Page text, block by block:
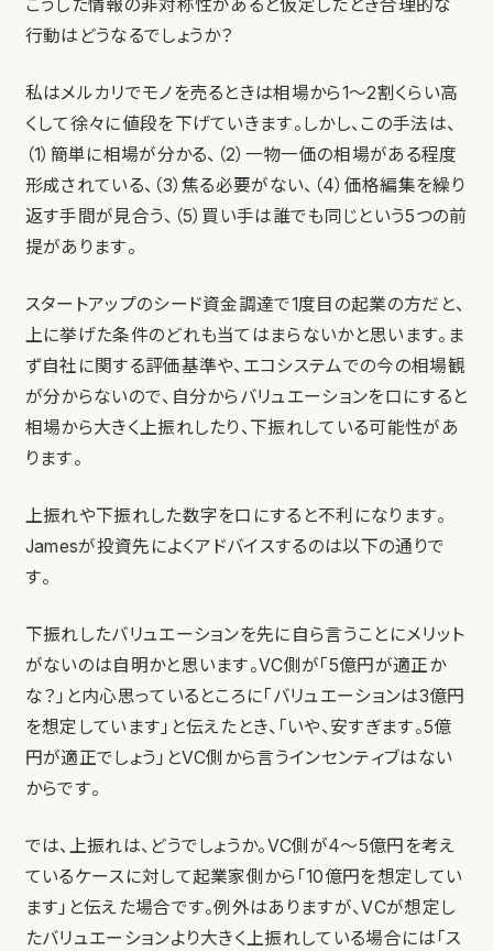
こうした情報の非対称性があると仮定したとき合理的な
行動はどうなるでしょうか？
私はメルカリでモノを売るときは相場から1〜2割くらい高
くして徐々に値段を下げていきます。しかし、この手法は、
（1）簡単に相場が分かる、（2）一物一価の相場がある程度
形成されている、（3）焦る必要がない、（4）価格編集を繰り
返す手間が見合う、（5）買い手は誰でも同じという5つの前
提があります。
スタートアップのシード資金調達で1度目の起業の方だと、
上に挙げた条件のどれも当てはまらないかと思います。ま
ず自社に関する評価基準や、エコシステムでの今の相場観
が分からないので、自分からバリュエーションを口にすると
相場から大きく上振れしたり、下振れしている可能性があ
ります。
上振れや下振れした数字を口にすると不利になります。
Jamesが投資先によくアドバイスするのは以下の通りで
す。
下振れしたバリュエーションを先に自ら言うことにメリット
がないのは自明かと思います。VC側が「5億円が適正か
な？」と内心思っているところに「バリュエーションは3億円
を想定しています」と伝えたとき、「いや、安すぎます。5億
円が適正でしょう」とVC側から言うインセンティブはない
からです。
では、上振れは、どうでしょうか。VC側が4〜5億円を考え
ているケースに対して起業家側から「10億円を想定してい
ます」と伝えた場合です。例外はありますが、VCが想定し
たバリュエーションより大きく上振れしている場合には「ス